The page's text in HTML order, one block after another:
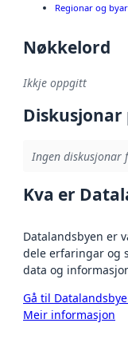
Regionar og byar
Nøkkelord
Ikkje oppgitt
Diskusjonar
Ingen diskusjonar
Kva er
Datalandsbyen er
dele erfaringar og
data og
Gå til
Meir informasjon